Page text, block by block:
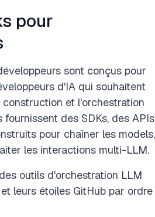
pour
sont conçus pour
d'IA qui souhaitent
et l'orchestration
des SDKs, des APIs
pour chaîner les models,
les interactions multi-LLM.
outils d'orchestration LLM
leurs étoiles GitHub par ordre